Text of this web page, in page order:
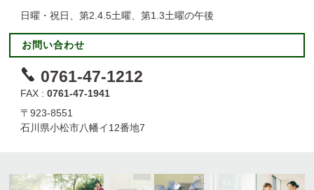
日曜・祝日、第2.4.5土曜、第1.3土曜の午後
お問い合わせ
0761-47-1212
FAX :0761-47-1941
〒923-8551
石川県小松市八幡イ12番地7